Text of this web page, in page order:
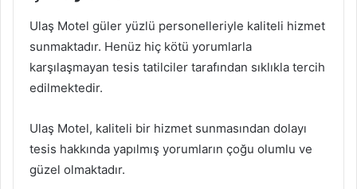
Ulaş Motel güler yüzlü personelleriyle kaliteli hizmet
sunmaktadır. Henüz hiç kötü yorumlarla
karşılaşmayan tesis tatilciler tarafından sıklıkla tercih
edilmektedir.
Ulaş Motel, kaliteli bir hizmet sunmasından dolayı
tesis hakkında yapılmış yorumların çoğu olumlu ve
güzel olmaktadır.